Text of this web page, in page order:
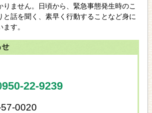
りません。日頃から、緊急事態発生時のこ
と話を聞く、素早く行動することなど身に
す。
22-9239
0020